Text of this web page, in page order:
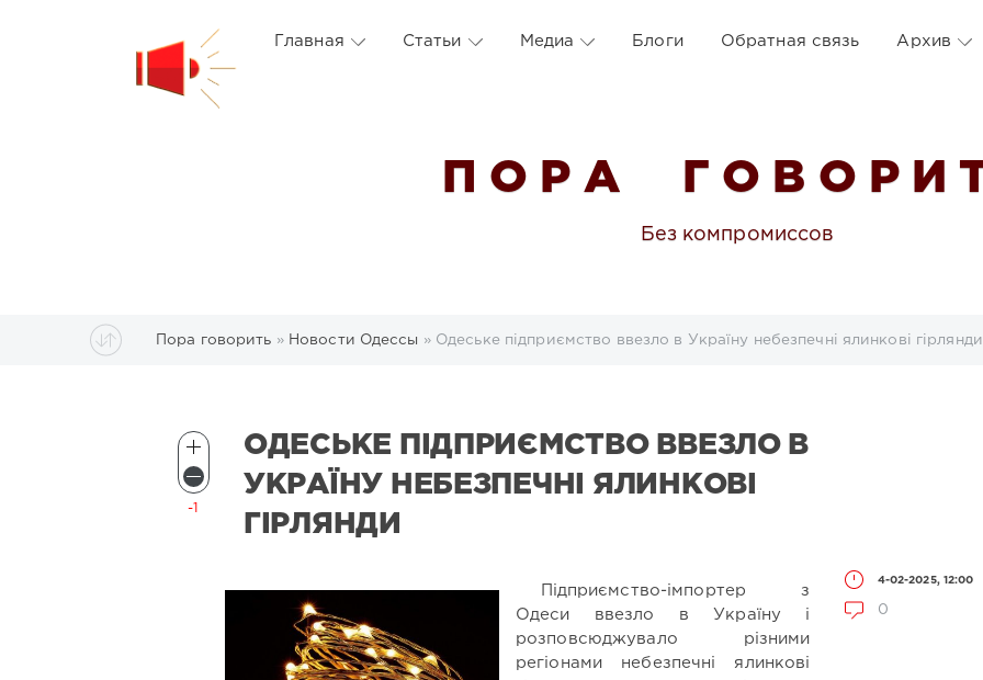
Главная Статьи Медиа Блоги Обратная связь Архив
П О Р А Г О В О Р И
Без компромиссов
Пора говорить » Новости Одессы » Одеське підприємство ввезло в Україну небезпечні ялинкові гірлянди
ОДЕСЬКЕ ПІДПРИЄМСТВО ВВЕЗЛО В
УКРАЇНУ НЕБЕЗПЕЧНІ ЯЛИНКОВІ
ГІРЛЯНДИ
4-02-2025, 12:00
0
-1
Підприємство-імпортер з
Одеси ввезло в Україну і
розповсюджувало різними
регіонами небезпечні ялинкові